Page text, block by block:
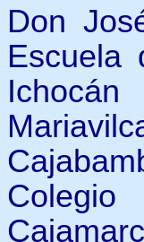
Don
Escuela
Colegio